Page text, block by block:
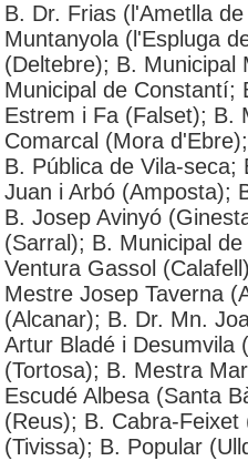
B. Dr. Frias (l'Ametlla
Muntanyola (l'Espluga
(Deltebre); B. Municipal
Municipal de Constantí;
Estrem i Fa (Falset); B.
Comarcal (Mora
B. Pública de Vila-
Juan i Arbó (Amposta);
B. Josep Avinyó
(Sarral); B. Municipal
Ventura Gassol
Mestre Josep Taverna
(Alcanar); B. Dr. Mn.
Artur Bladé i Desumvila
(Tortosa); B. Mestra
Escudé Albesa (Santa
(Reus); B. Cabra-
(Tivissa); B. Popular